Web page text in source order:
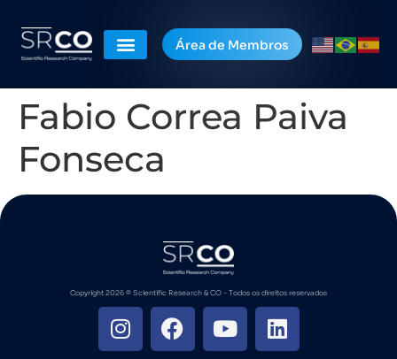
Área de Membros
Fabio Correa Paiva
Fonseca
Copyright 2026 ©️ Scientific Research & CO - Todos os direitos reservados